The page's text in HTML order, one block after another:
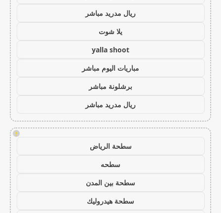
ريال مدريد مباشر
يلا شوت
yalla shoot
مباريات اليوم مباشر
برشلونة مباشر
ريال مدريد مباشر
!
سطحة الرياض
سطحه
سطحة بين المدن
سطحة هيدروليك